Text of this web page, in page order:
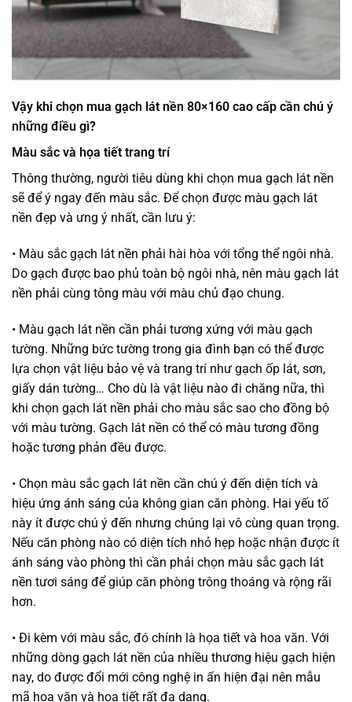
Vậy khi chọn mua gạch lát nền 80×160 cao cấp cần chú ý
những điều gì?
Màu sắc và họa tiết trang trí
Thông thường, người tiêu dùng khi chọn mua gạch lát nền
sẽ để ý ngay đến màu sắc. Để chọn được màu gạch lát
nền đẹp và ưng ý nhất, cần lưu ý:
• Màu sắc gạch lát nền phải hài hòa với tổng thể ngôi nhà.
Do gạch được bao phủ toàn bộ ngôi nhà, nên màu gạch lát
nền phải cùng tông màu với màu chủ đạo chung.
• Màu gạch lát nền cần phải tương xứng với màu gạch
tường. Những bức tường trong gia đình bạn có thể được
lựa chọn vật liệu bảo vệ và trang trí như gạch ốp lát, sơn,
giấy dán tường… Cho dù là vật liệu nào đi chăng nữa, thì
khi chọn gạch lát nền phải cho màu sắc sao cho đồng bộ
với màu tường. Gạch lát nền có thể có màu tương đồng
hoặc tương phản đều được.
• Chọn màu sắc gạch lát nền cần chú ý đến diện tích và
hiệu ứng ánh sáng của không gian căn phòng. Hai yếu tố
này ít được chú ý đến nhưng chúng lại vô cùng quan trọng.
Nếu căn phòng nào có diện tích nhỏ hẹp hoặc nhận được ít
ánh sáng vào phòng thì cần phải chọn màu sắc gạch lát
nền tươi sáng để giúp căn phòng trông thoáng và rộng rãi
hơn.
• Đi kèm với màu sắc, đó chính là họa tiết và hoa văn. Với
những dòng gạch lát nền của nhiều thương hiệu gạch hiện
nay, do được đổi mới công nghệ in ấn hiện đại nên mẫu
mã hoa văn và họa tiết rất đa dạng.